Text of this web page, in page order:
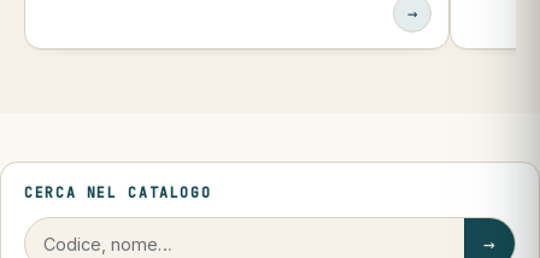
→
CERCA NEL CATALOGO
→